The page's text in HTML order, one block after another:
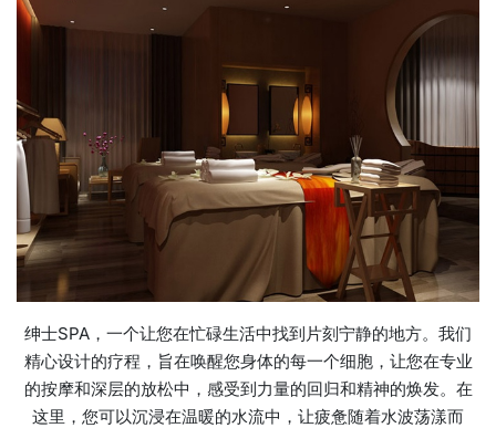
绅士SPA，一个让您在忙碌生活中找到片刻宁静的地方。我们
精心设计的疗程，旨在唤醒您身体的每一个细胞，让您在专业
的按摩和深层的放松中，感受到力量的回归和精神的焕发。在
这里，您可以沉浸在温暖的水流中，让疲惫随着水波荡漾而